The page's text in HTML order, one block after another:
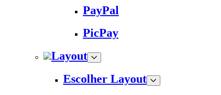
PayPal
PicPay
Layout
Escolher Layout